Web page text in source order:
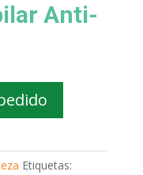
Anti-
Etiquetas: